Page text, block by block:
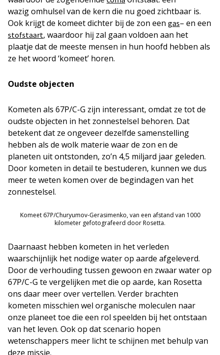
wazig omhulsel van de kern die nu goed zichtbaar is.
Ook krijgt de komeet dichter bij de zon een gas– en een
stofstaart, waardoor hij zal gaan voldoen aan het
plaatje dat de meeste mensen in hun hoofd hebben als
ze het woord ‘komeet’ horen.
Oudste objecten
Kometen als 67P/C-G zijn interessant, omdat ze tot de
oudste objecten in het zonnestelsel behoren. Dat
betekent dat ze ongeveer dezelfde samenstelling
hebben als de wolk materie waar de zon en de
planeten uit ontstonden, zo’n 4,5 miljard jaar geleden.
Door kometen in detail te bestuderen, kunnen we dus
meer te weten komen over de begindagen van het
zonnestelsel.
Komeet 67P/Churyumov-Gerasimenko, van een afstand van 1000
kilometer gefotografeerd door Rosetta.
Daarnaast hebben kometen in het verleden
waarschijnlijk het nodige water op aarde afgeleverd.
Door de verhouding tussen gewoon en zwaar water op
67P/C-G te vergelijken met die op aarde, kan Rosetta
ons daar meer over vertellen. Verder brachten
kometen misschien wel organische moleculen naar
onze planeet toe die een rol speelden bij het ontstaan
van het leven. Ook op dat scenario hopen
wetenschappers meer licht te schijnen met behulp van
deze missie.